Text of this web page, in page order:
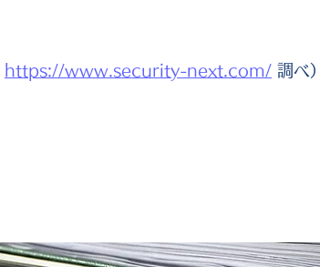
https://www.security-next.com/ 調べ